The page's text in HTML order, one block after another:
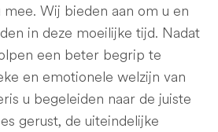
Wij bieden aan om u en
in deze moeilijke tijd. Nadat
een beter begrip te
en emotionele welzijn van
u begeleiden naar de juiste
gerust, de uiteindelijke